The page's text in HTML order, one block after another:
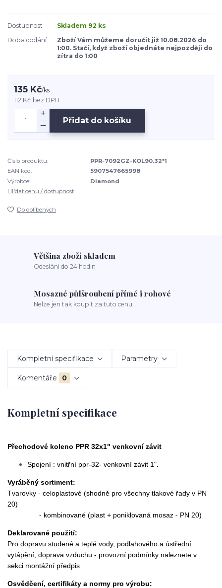
Dostupnost
Skladem 92 ks
Doba dodání
Zboží Vám můžeme doručit již 10.08.2026 do
1:00. Stačí, když zboží objednáte nejpozději do
zítra do 1:00
135 Kč/ks
112 Kč bez DPH
Přidat do košíku
Číslo produktu:
PPR-7092GZ-KOL90.32*1
EAN kód:
5907547665998
Výrobce:
Diamond
Hlídat cenu / dostupnost
Do oblíbených
Většina zboží skladem
Odeslání do 24 hodin
Mosazné půlšroubení přímé i rohové
Nelze jen tak koupit za tuto cenu
Kompletní specifikace Parametry
Komentáře 0
Kompletní specifikace
Přechodové koleno PPR 32x1" venkovní závit
Spojení : vnitřní ppr-32- venkovní závit 1".
Vyráběný sortiment:
Tvarovky - celoplastové (shodně pro všechny tlakové řady v PN
20)
- kombinované (plast + poniklovaná mosaz - PN 20)
Deklarované použití:
Pro dopravu studené a teplé vody, podlahového a ústřední
vytápění, doprava vzduchu - provozní podmínky naleznete v
sekci montážní předpis
Osvědčení, certifikáty a normy pro výrobu: